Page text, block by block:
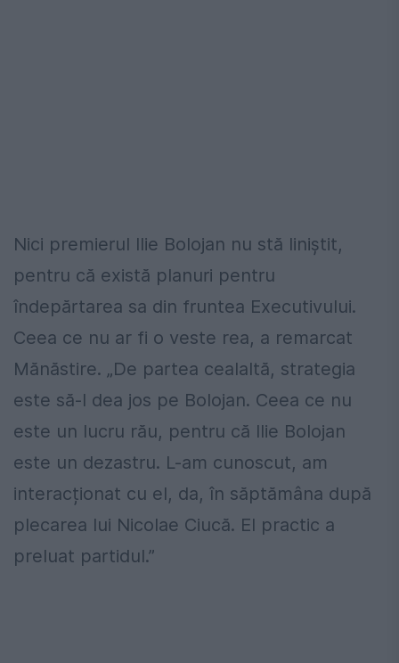
Nici premierul Ilie Bolojan nu stă liniștit,
pentru că există planuri pentru
îndepărtarea sa din fruntea Executivului.
Ceea ce nu ar fi o veste rea, a remarcat
Mănăstire. „De partea cealaltă, strategia
este să-l dea jos pe Bolojan. Ceea ce nu
este un lucru rău, pentru că Ilie Bolojan
este un dezastru. L-am cunoscut, am
interacționat cu el, da, în săptămâna după
plecarea lui Nicolae Ciucă. El practic a
preluat partidul.”